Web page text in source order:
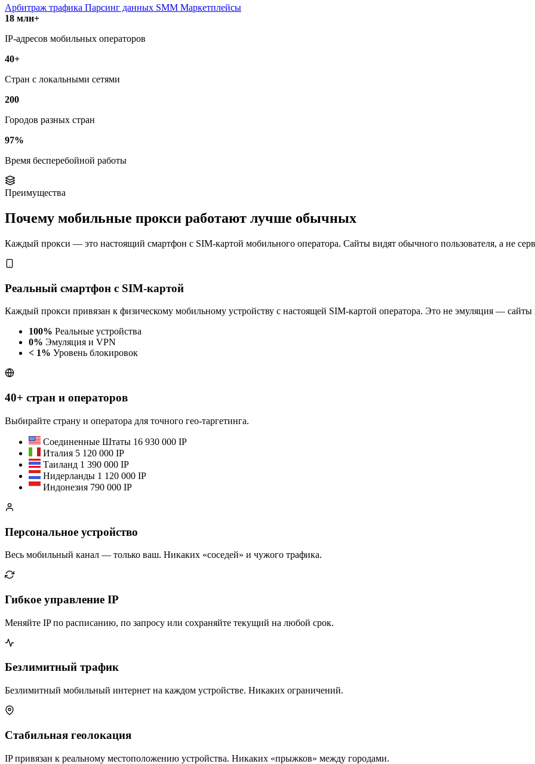
Арбитраж трафика Парсинг данных SMM Маркетплейсы
18 млн+
IP-адресов мобильных операторов
40+
Стран с локальными сетями
200
Городов разных стран
97%
Время бесперебойной работы
Преимущества
Почему мобильные прокси работают лучше обычных
Каждый прокси — это настоящий смартфон с SIM-картой мобильного оператора. Сайты видят обычного пользователя, а не
Реальный смартфон с SIM-картой
Каждый прокси привязан к физическому мобильному устройству с настоящей SIM-картой оператора. Это не эмуляция — сайты
100% Реальные устройства
0% Эмуляция и VPN
< 1% Уровень блокировок
40+ стран и операторов
Выбирайте страну и оператора для точного гео-таргетинга.
Соединенные Штаты 16 930 000 IP
Италия 5 120 000 IP
Таиланд 1 390 000 IP
Нидерланды 1 120 000 IP
Индонезия 790 000 IP
Персональное устройство
Весь мобильный канал — только ваш. Никаких «соседей» и чужого трафика.
Гибкое управление IP
Меняйте IP по расписанию, по запросу или сохраняйте текущий на любой срок.
Безлимитный трафик
Безлимитный мобильный интернет на каждом устройстве. Никаких ограничений.
Стабильная геолокация
IP привязан к реальному местоположению устройства. Никаких «прыжков» между городами.